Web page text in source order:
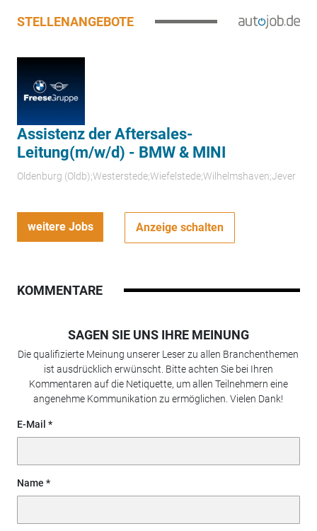
STELLENANGEBOTE
Assistenz der Aftersales-
Leitung(m/w/d) - BMW & MINI
Oldenburg (Oldb);Westerstede;Wiefelstede;Wilhelmshaven;Jever
weitere Jobs Anzeige schalten
KOMMENTARE
SAGEN SIE UNS IHRE MEINUNG
Die qualifizierte Meinung unserer Leser zu allen Branchenthemen
ist ausdrücklich erwünscht. Bitte achten Sie bei Ihren
Kommentaren auf die Netiquette, um allen Teilnehmern eine
angenehme Kommunikation zu ermöglichen. Vielen Dank!
E-Mail
Name